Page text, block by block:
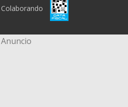
Anuncio